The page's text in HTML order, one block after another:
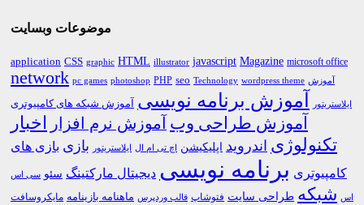
موضوعات وبسایت
application CSS graphic HTML illustrator javascript Magazine microsoft office
network pc games photoshop PHP seo Technology wordpress theme آموزش
ایلاستریتور آموزش برنامه نویسی آموزش شبکه های کامپیوتری
آموزش طراحی وب آموزش نرم افزار اخبار
تکنولوژی اندروید اپلیکیشن اچ تی ام ال ایلاستریتور بازی بازی های
کامپیوتری برنامه نویسی دیجیتال مارکتینگ سئو سی اس
اس شبکه طراحی سایت فتوشاپ قالب وردپرس ماهنامه بازینامه مایکروسافت